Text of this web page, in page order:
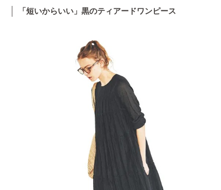
「短いからいい」黒のティアードワンピース